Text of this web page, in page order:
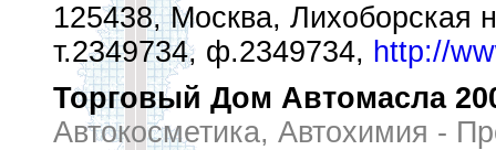
125438, Москва, Лихоборская
т.2349734, ф.2349734, http://
Торговый Дом Автомасла
Автокосметика, Автохимия -